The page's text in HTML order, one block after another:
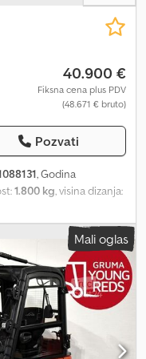
40.900 €
Fiksna cena plus PDV
(48.671 € bruto)
Pozvati
, Godina
1.800 kg, visina dizanja:
750 Ah, napon baterije:
, dužina viljuške:1.200
, dimenzija zadnje gume:
visina:2.120 mm,
1.172 mm, gorivo:
- Vozilni priključak
- Pretvarač napona -
dvostruka dodatna
Mali oglas